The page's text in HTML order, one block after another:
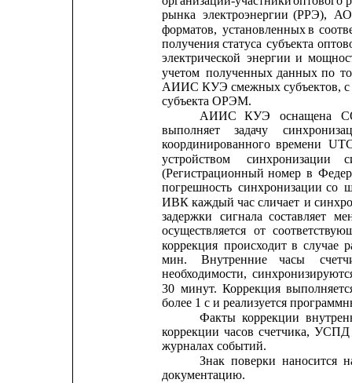
рынка электроэнергии (РРЭ),
АО
форматов, установленных в
получения статуса субъекта
электрической энергии и
учетом полученных данных по
АИИС КУЭ смежных субъектов, с
субъекта ОРЭМ.
АИИС
КУЭ оснащена
выполняет
задачу
координированного времени
устройством синхронизации
(Регистрационный номер в
погрешность синхронизации со
ИВК каждый час сличает и
задержки
сигнала составляет
осуществляется от
коррекция происходит в случае
мин.
Внутренние часы
необходимости,
30 минут. Коррекция
более 1 с и реализуется
Факты коррекции
коррекции часов счетчика, УСПД
журналах событий.
Знак поверки наносится
документацию.